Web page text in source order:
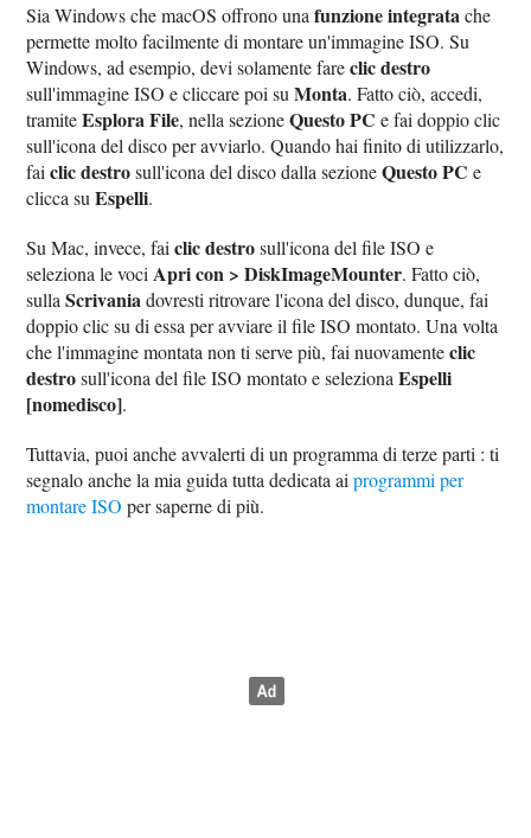
Sia Windows che macOS offrono unafunzione integratache
permette molto facilmente di montare un'immagine ISO. Su
Windows, ad esempio, devi solamente fareclic destro
sull'immagine ISO e cliccare poi suMonta. Fatto ciò, accedi,
tramiteEsplora File, nella sezioneQuesto PC e fai doppio clic
sull'icona del disco per avviarlo. Quando hai finito di utilizzarlo,
faiclic destrosull'icona del disco dalla sezioneQuesto PC e
clicca suEspelli.
Su Mac, invece, faiclic destrosull'icona del file ISO e
seleziona le voci Apri con > DiskImageMounter. Fatto ciò,
sullaScrivaniadovresti ritrovare l'icona del disco, dunque, fai
doppio clic su di essa per avviare il file ISO montato. Una volta
che l'immagine montata non ti serve più, fai nuovamenteclic
destrosull'icona del file ISO montato e selezionaEspelli
[nomedisco].
Tuttavia, puoi anche avvalerti di un programma di terze parti : ti
segnalo anche la mia guida tutta dedicata aiprogrammi per
montare ISO per saperne di più.